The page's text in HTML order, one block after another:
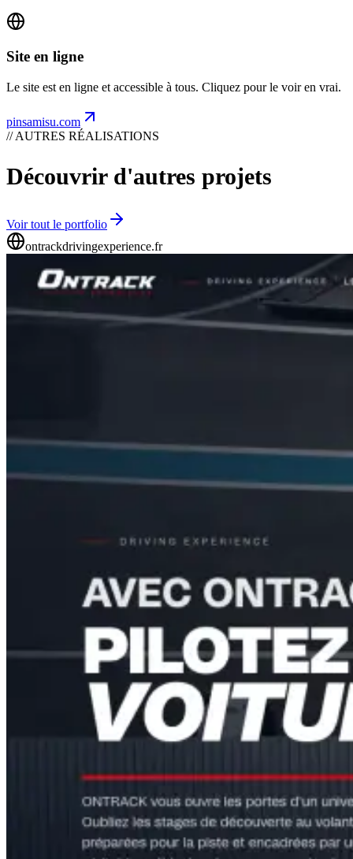
Site en ligne
Le site est en ligne et accessible à tous. Cliquez pour le voir en vrai.
pinsamisu.com
// AUTRES RÉALISATIONS
Découvrir d'autres projets
Voir tout le portfolio
ontrackdrivingexperience.fr